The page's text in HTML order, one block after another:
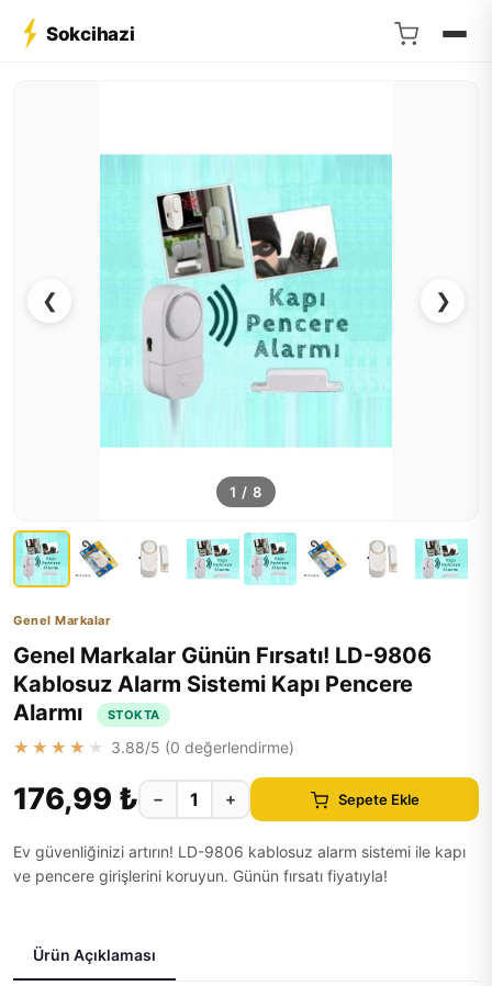
Sokcihazi
❮ ❯
1 / 8
Genel Markalar
Genel Markalar Günün Fırsatı! LD-9806
Kablosuz Alarm Sistemi Kapı Pencere
Alarmı
STOKTA
★★★★★ 3.88/5 (0 değerlendirme)
176,99 ₺ − + Sepete Ekle
Ev güvenliğinizi artırın! LD-9806 kablosuz alarm sistemi ile kapı
ve pencere girişlerini koruyun. Günün fırsatı fiyatıyla!
Ürün Açıklaması